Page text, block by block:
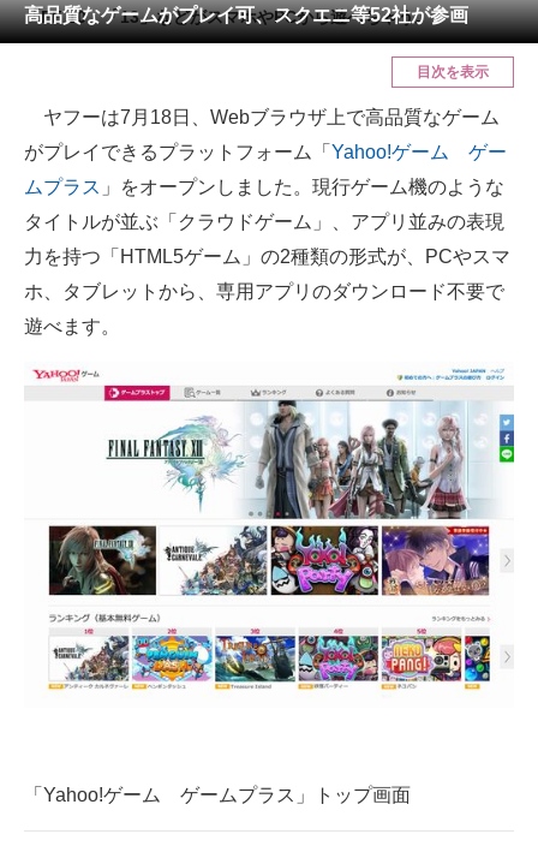
メディア
ITの今と未来を見通す
スマホと通信の最新トレンド
進化するPCとデバイスの未来
好きが集まる 比べて選べる
ビジネスと働き方のヒント
AI活用のいまが分かる
企業ITのトレンドを詳説
経営リーダーのコミュニティ
マーケ×ITの今がよく分かる
ITエンジニア向け専門サイト
企業向けIT製品の総合サイト
モノづくり技術者専門サイト
高品質なゲームがプレイ可、スクエニ等52社が参画
「FF 10」「13」などがスマホやPCから遊べちゃう。
目次を表示
ヤフーは7月18日、Webブラウザ上で高品質なゲーム
がプレイできるプラットフォーム「 Yahoo!ゲーム ゲー
ムプラス 」をオープンしました。現行ゲーム機のような
タイトルが並ぶ「クラウドゲーム」、アプリ並みの表現
力を持つ「HTML5ゲーム」の2種類の形式が、PCやスマ
ホ、タブレットから、専用アプリのダウンロード不要で
遊べます。
「Yahoo!ゲーム ゲームプラス」トップ画面